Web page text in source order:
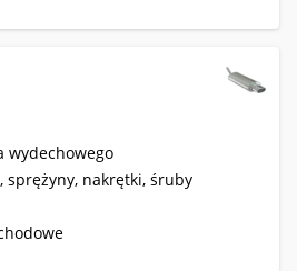
wydechowego
sprężyny, nakrętki, śruby